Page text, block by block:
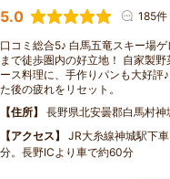
5.0 185件
口コミ総合5♪ 白馬五竜スキー場
まで徒歩圏内の好立地！ 自家製
ース料理に、手作りパンも大好評
た後の疲れをリセット。
住所
長野県北安曇郡白馬村
アクセス
JR大糸線神城駅下
分。長野ICより車で約60分